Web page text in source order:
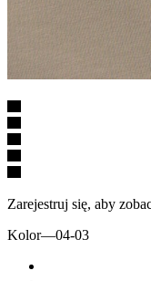
Zarejestruj się, aby
Kolor—04-03